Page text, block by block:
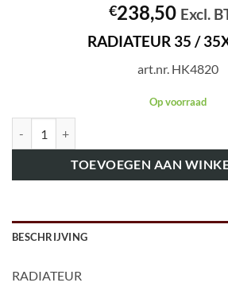
€238,50 Excl.
RADIATEUR 35 /
art.nr. HK4820
Op voorraad
TOEVOEGEN AAN
BESCHRIJVING
RADIATEUR